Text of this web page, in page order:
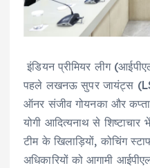
इंडियन प्रीमियर लीग
पहले लखनऊ सुपर जायंट्स
ऑनर संजीव गोयनका और
योगी आदित्यनाथ से
टीम के खिलाड़ियों, कोचिंग
अधिकारियों को आगामी